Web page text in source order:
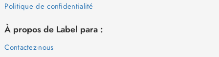
Politique de confidentialité
À propos de Label para :
Contactez-nous